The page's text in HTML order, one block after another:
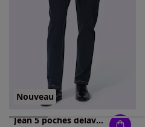
Nouveau
Jean 5 poches délavage spécial pour un coloris tendance